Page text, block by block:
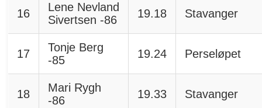
16
Lene Nevland
Sivertsen -86
19.18 Stavanger
17
Tonje Berg
-85
19.24 Perseløpet
18
Mari Rygh
-86
19.33 Stavanger